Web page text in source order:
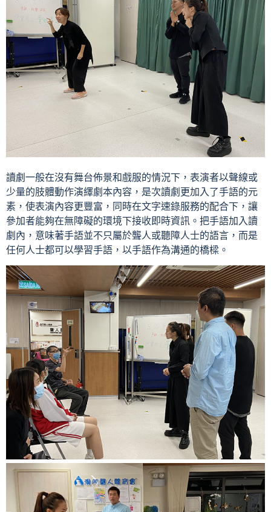
讀劇一般在沒有舞台佈景和戲服的情況下，表演者以聲線或
少量的肢體動作演繹劇本內容，是次讀劇更加入了手語的元
素，使表演內容更豐富，同時在文字速錄服務的配合下，讓
參加者能夠在無障礙的環境下接收即時資訊。把手語加入讀
劇內，意味著手語並不只屬於聾人或聽障人士的語言，而是
任何人士都可以學習手語，以手語作為溝通的橋樑。